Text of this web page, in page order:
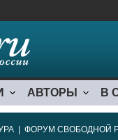
АВТОРЫ В
ФОРУМ СВОБОДНОЙ